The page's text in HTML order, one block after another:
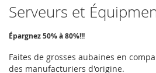
LISTE
D’ENVIE
Serveurs et
Épargnez 50% à 80%!!!
Faites de grosses aubaines en
des manufacturiers d'origine.